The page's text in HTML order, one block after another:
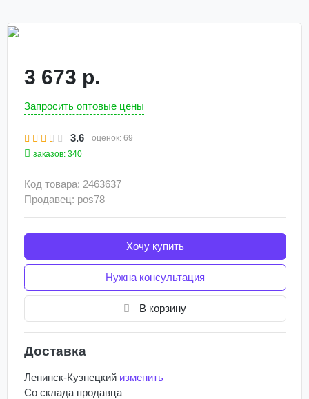
3 673 р.
Запросить оптовые цены
3.6 оценок: 69
заказов: 340
Код товара: 2463637
Продавец: pos78
Хочу купить
Нужна консультация
В корзину
Доставка
Ленинск-Кузнецкий изменить
Со склада продавца